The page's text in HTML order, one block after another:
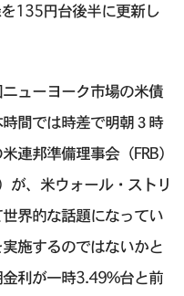
135円台後半に更新し
ューヨーク市場の米債
間では時差で明朝３時
連邦準備理事会（FRB）
が、米ウォール・ストリ
界的な話題になってい
施するのではないかと
利が一時3.49%台と前